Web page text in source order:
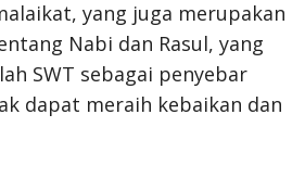
yang juga merupakan
Nabi dan Rasul, yang
SWT sebagai penyebar
dapat meraih kebaikan dan